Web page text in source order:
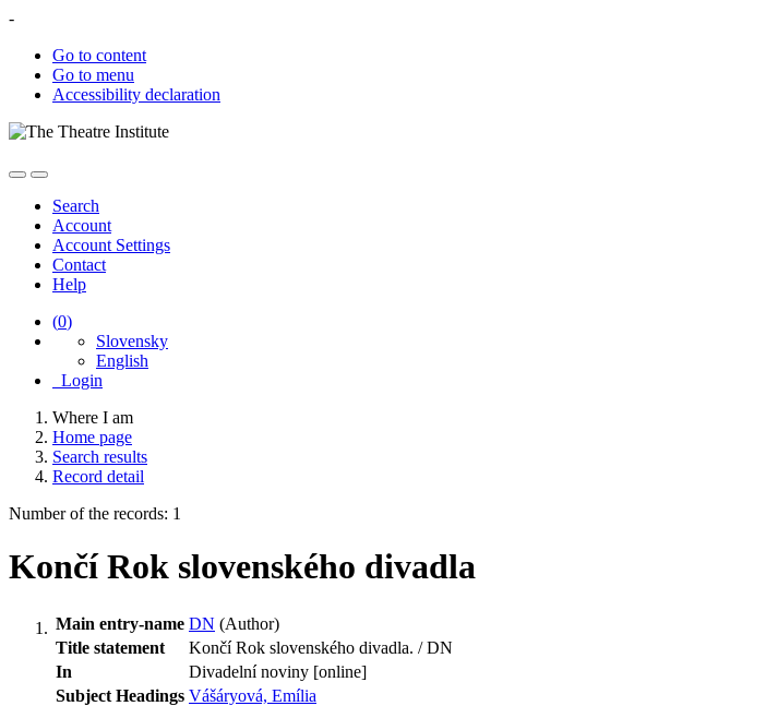
-
Go to content
Go to menu
Accessibility declaration
Search
Account
Account Settings
Contact
Help
(0)
Slovensky
English
Login
Where I am
Home page
Search results
Record detail
Number of the records: 1
Končí Rok slovenského divadla
Main entry-name DN (Author)
Title statement
Končí Rok slovenského divadla. / DN
In
Divadelní noviny [online]
Subject Headings Vášáryová, Emília